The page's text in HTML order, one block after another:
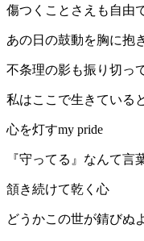
傷つくことさえも自由
あの日の鼓動を胸に
不条理の影も振り切っ
私はここで生きている
心を灯すmy pride
『守ってる』なんて
頷き続けて乾く心
どうかこの世が錆びぬ